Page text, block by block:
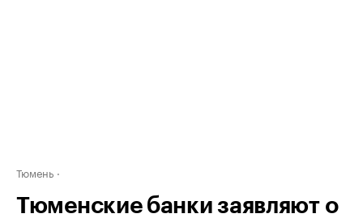
Тюмень
Тюменские банки заявляют о